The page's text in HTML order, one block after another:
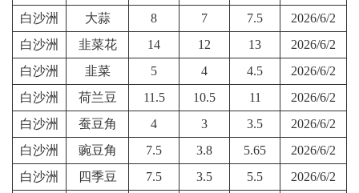
白沙洲
大蒜 8 7 7.5
2026/6/2
白沙洲
韭菜花 14 12 13
2026/6/2
白沙洲
韭菜 5 4 4.5
2026/6/2
白沙洲
荷兰豆 11.5 10.5 11
2026/6/2
白沙洲
蚕豆角 4 3 3.5
2026/6/2
白沙洲
豌豆角 7.5 3.8 5.65
2026/6/2
白沙洲
四季豆 7.5 3.5 5.5
2026/6/2